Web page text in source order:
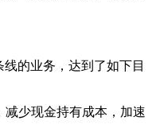
的业务，达到了如下目
减少现金持有成本，加速